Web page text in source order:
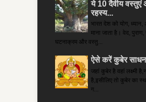
ये 10 दैवीय वस्तुएं
रहस्य...
भारत देश को योग, ध्यान,
माना जाता है। वेद, पुराण,
घटनाक्रम और वस्तु...
ऐसे करें कुबेर
जहां कुबेर है­ वहां लक्ष्मी
है,इसीलिए तो कुबेर का
ग...